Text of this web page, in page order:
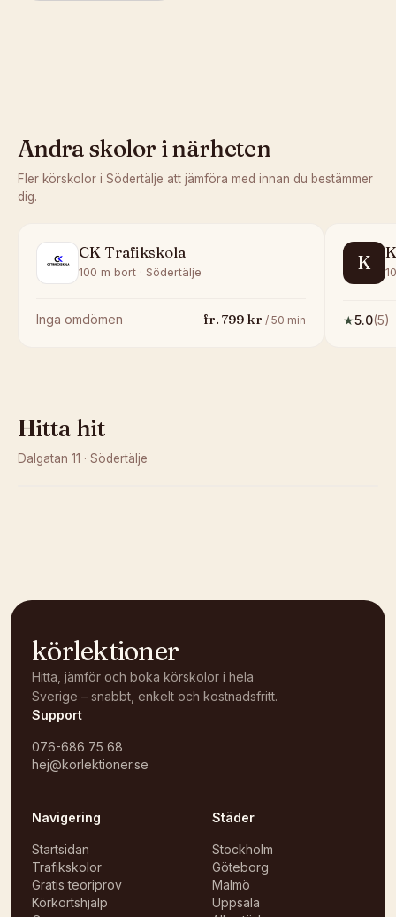
Andra skolor i närheten
Fler körskolor i Södertälje att jämföra med innan du bestämmer
dig.
CK Trafikskola
100 m bort · Södertälje
Inga omdömen fr. 799kr / 50 min
K
★5.0(5)
Hitta hit
Dalgatan 11 · Södertälje
körlektioner
Hitta, jämför och boka körskolor i hela
Sverige – snabbt, enkelt och kostnadsfritt.
Support
076-686 75 68
hej@korlektioner.se
Navigering
Startsidan
Trafikskolor
Gratis teoriprov
Körkortshjälp
Städer
Stockholm
Göteborg
Malmö
Uppsala